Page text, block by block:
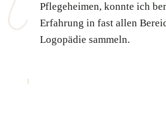
Pflegeheimen, konnte ich
Erfahrung in fast allen
Logopädie sammeln.